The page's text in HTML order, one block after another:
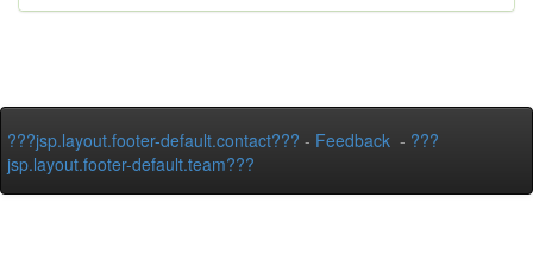
???jsp.layout.footer-default.contact??? - Feedback - ???
jsp.layout.footer-default.team???